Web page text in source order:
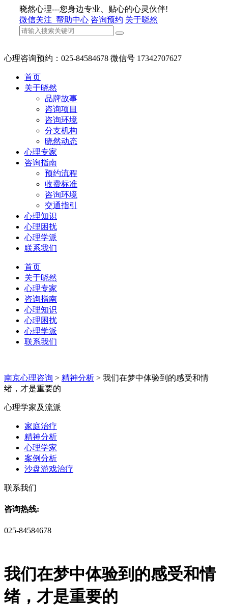
晓然心理---您身边专业、贴心的心灵伙伴!
微信关注 帮助中心 咨询预约 关于晓然
心理咨询预约：025-84584678 微信号 17342707627
首页
关于晓然
品牌故事
咨询项目
咨询环境
分支机构
晓然动态
心理专家
咨询指南
预约流程
收费标准
咨询环境
交通指引
心理知识
心理困扰
心理学派
联系我们
首页
关于晓然
心理专家
咨询指南
心理知识
心理困扰
心理学派
联系我们
南京心理咨询 > 精神分析 > 我们在梦中体验到的感受和情
绪，才是重要的
心理学家及流派
家庭治疗
精神分析
心理学家
案例分析
沙盘游戏治疗
联系我们
咨询热线:
025-84584678
我们在梦中体验到的感受和情
绪，才是重要的